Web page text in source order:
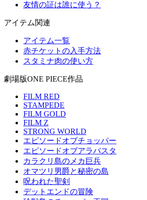
友情の証は誰に使う？
アイテム関連
アイテム一覧
赤チケットの入手方法
スタミナ肉の使い方
劇場版ONE PIECE作品
FILM RED
STAMPEDE
FILM GOLD
FILM Z
STRONG WORLD
エピソードオブチョッパー
エピソードオブアラバスタ
カラクリ島のメカ巨兵
オマツリ男爵と秘密の島
呪われた聖剣
デットエンドの冒険